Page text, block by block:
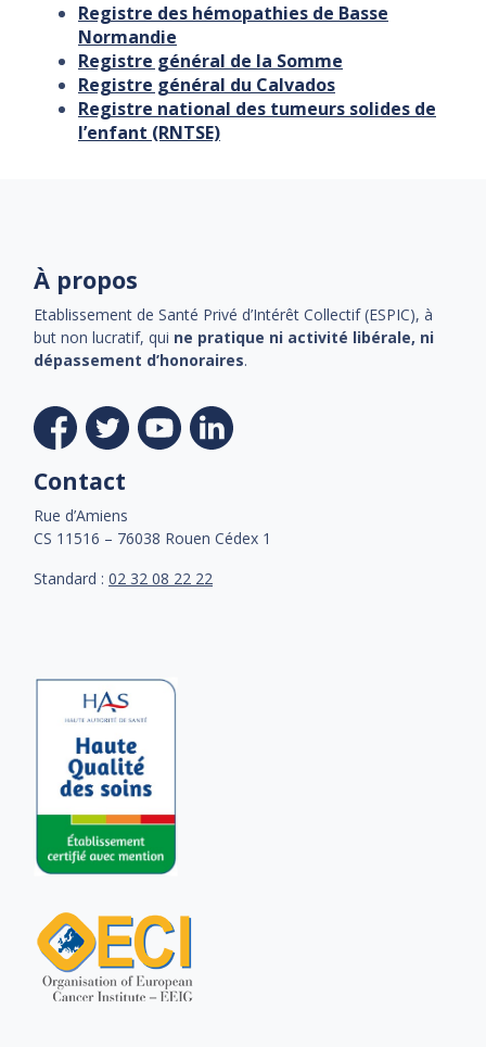
Registre des hémopathies de Basse
Normandie
Registre général de la Somme
Registre général du Calvados
Registre national des tumeurs solides de
l’enfant (RNTSE)
À propos
Etablissement de Santé Privé d’Intérêt Collectif (ESPIC), à
but non lucratif, qui ne pratique ni activité libérale, ni
dépassement d’honoraires.
Contact
Rue d’Amiens
CS 11516 – 76038 Rouen Cédex 1
Standard : 02 32 08 22 22